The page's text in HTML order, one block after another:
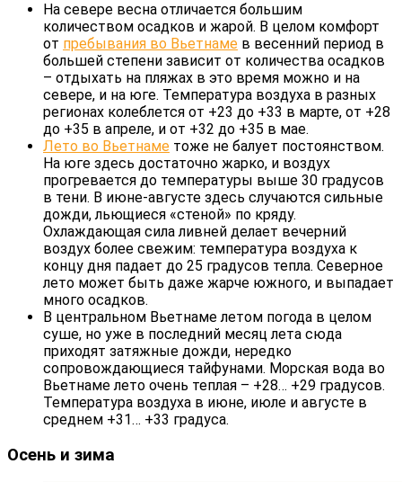
На севере весна отличается большим
количеством осадков и жарой. В целом комфорт
от пребывания во Вьетнаме в весенний период в
большей степени зависит от количества осадков
– отдыхать на пляжах в это время можно и на
севере, и на юге. Температура воздуха в разных
регионах колеблется от +23 до +33 в марте, от +28
до +35 в апреле, и от +32 до +35 в мае.
Лето во Вьетнаме тоже не балует постоянством.
На юге здесь достаточно жарко, и воздух
прогревается до температуры выше 30 градусов
в тени. В июне-августе здесь случаются сильные
дожди, льющиеся «стеной» по кряду.
Охлаждающая сила ливней делает вечерний
воздух более свежим: температура воздуха к
концу дня падает до 25 градусов тепла. Северное
лето может быть даже жарче южного, и выпадает
много осадков.
В центральном Вьетнаме летом погода в целом
суше, но уже в последний месяц лета сюда
приходят затяжные дожди, нередко
сопровождающиеся тайфунами. Морская вода во
Вьетнаме лето очень теплая – +28… +29 градусов.
Температура воздуха в июне, июле и августе в
среднем +31… +33 градуса.
Осень и зима